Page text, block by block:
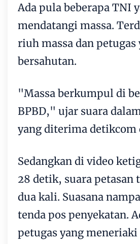
Ada pula beberapa TNI
mendatangi massa.
riuh massa dan petugas
bersahutan.
"Massa berkumpul di
BPBD," ujar suara
yang diterima detikcom
Sedangkan di video
28 detik, suara petasan
dua kali. Suasana
tenda pos penyekatan.
petugas yang meneriaki